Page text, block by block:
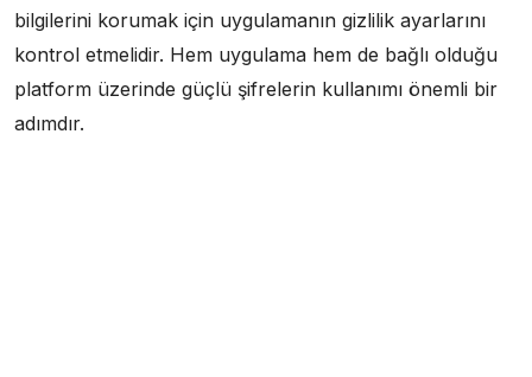
bilgilerini korumak için uygulamanın gizlilik ayarlarını
kontrol etmelidir. Hem uygulama hem de bağlı olduğu
platform üzerinde güçlü şifrelerin kullanımı önemli bir
adımdır.